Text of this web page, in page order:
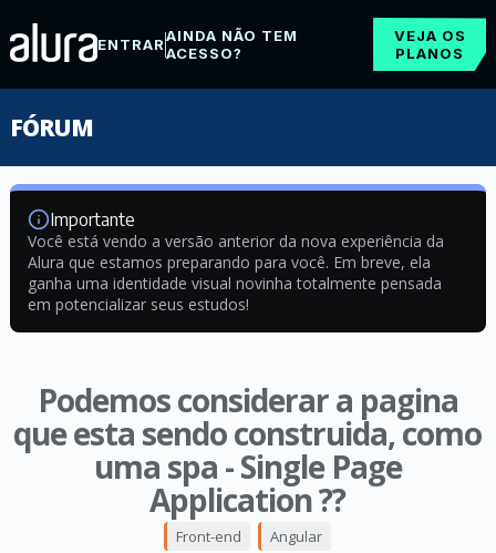
ENTRARAINDA NÃO TEM
ACESSO?
VEJA OS
PLANOS
FÓRUM
Importante
Você está vendo a versão anterior da nova experiência da
Alura que estamos preparando para você. Em breve, ela
ganha uma identidade visual novinha totalmente pensada
em potencializar seus estudos!
Podemos considerar a pagina
que esta sendo construida, como
uma spa - Single Page
Application ??
Front-end Angular